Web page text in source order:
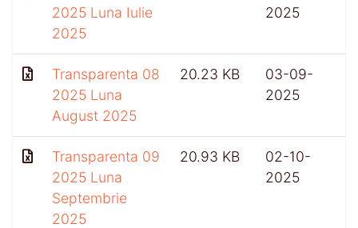
2025 Luna Iulie
2025
2025
Transparenta 08
2025 Luna
August 2025
20.23 KB
03-09-
2025
Transparenta 09
2025 Luna
Septembrie
2025
20.93 KB
02-10-
2025